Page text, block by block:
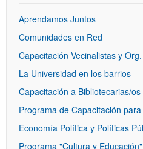
Aprendamos Juntos
Comunidades en Red
Capacitación Vecinalistas y
La Universidad en los barrios
Capacitación a Bibliotecarias/os
Programa de Capacitación
Economía Política y Políticas
Programa "Cultura y Educación"